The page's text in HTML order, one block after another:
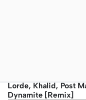
Lorde, Khalid, Post
Dynamite [Remix]